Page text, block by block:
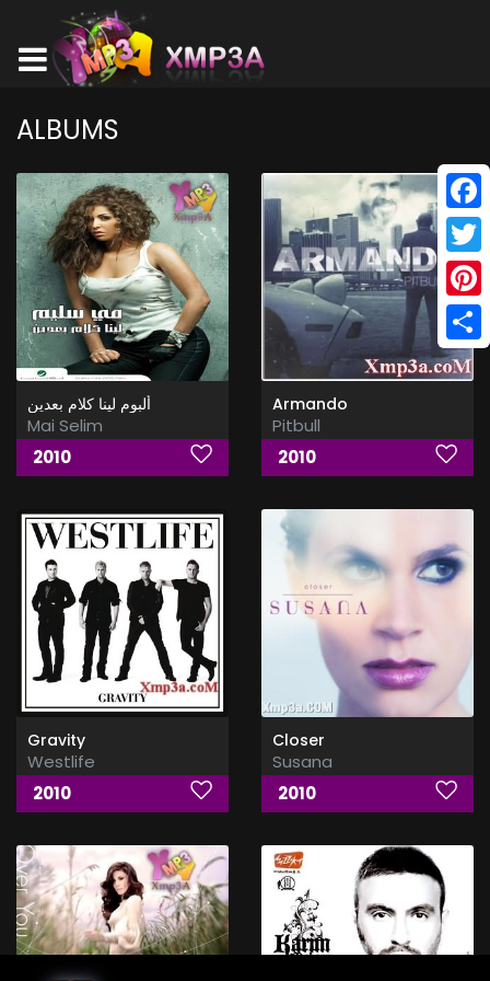
ALBUMS
ألبوم لينا كلام بعدين
Mai Selim
2010
Armando
Pitbull
2010
Gravity
Westlife
2010
Closer
Susana
2010